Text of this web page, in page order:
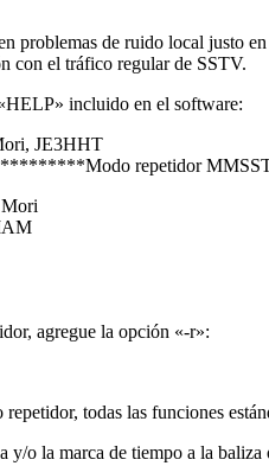
problemas de ruido local justo
con el tráfico regular de SSTV.
incluido en el software:
JE3HHT
repetidor
agregue la opción «-r»:
todas las funciones
y/o la marca de tiempo a la